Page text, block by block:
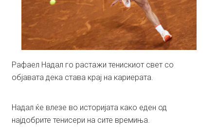
Рафаел Надал го растажи тенискиот свет со
објавата дека става крај на кариерата.
Надал ќе влезе во историјата како еден од
најдобрите тенисери на сите времиња.